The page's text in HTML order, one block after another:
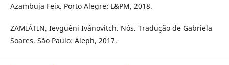
Azambuja Feix. Porto Alegre: L&PM, 2018.
ZAMIÁTIN, Ievguêni Ivánovitch. Nós. Tradução de Gabriela
Soares. São Paulo: Aleph, 2017.